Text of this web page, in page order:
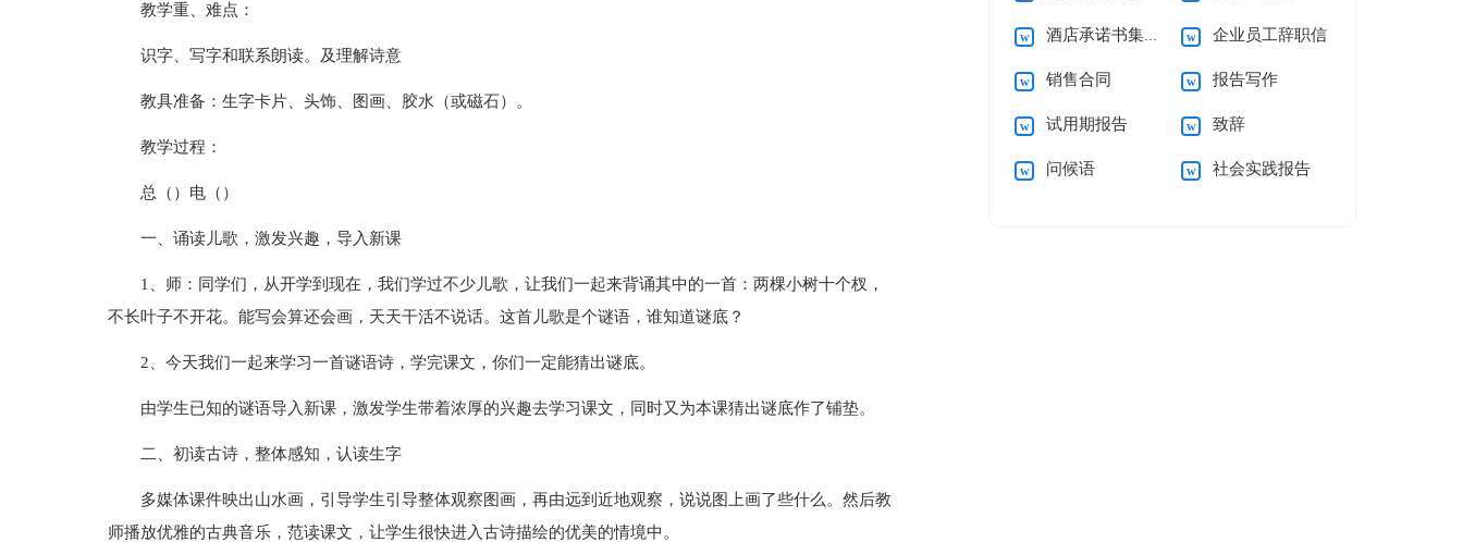
教学重、难点：
识字、写字和联系朗读。及理解诗意
教具准备：生字卡片、头饰、图画、胶水（或磁石）。
教学过程：
总（）电（）
一、诵读儿歌，激发兴趣，导入新课
1、师：同学们，从开学到现在，我们学过不少儿歌，让我们一起来背诵其中的一首：两棵小树十个杈，
不长叶子不开花。能写会算还会画，天天干活不说话。这首儿歌是个谜语，谁知道谜底？
2、今天我们一起来学习一首谜语诗，学完课文，你们一定能猜出谜底。
由学生已知的谜语导入新课，激发学生带着浓厚的兴趣去学习课文，同时又为本课猜出谜底作了铺垫。
二、初读古诗，整体感知，认读生字
多媒体课件映出山水画，引导学生引导整体观察图画，再由远到近地观察，说说图上画了些什么。然后教
师播放优雅的古典音乐，范读课文，让学生很快进入古诗描绘的优美的情境中。
酒店承诺书集锦六篇 企业员工辞职信
销售合同 报告写作
试用期报告 致辞
问候语 社会实践报告